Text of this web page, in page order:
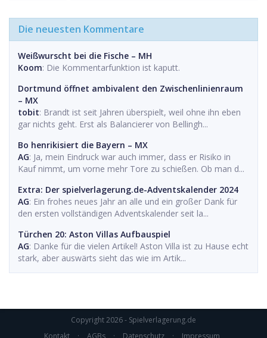
Die neuesten Kommentare
Weißwurscht bei die Fische – MH
Koom: Die Kommentarfunktion ist kaputt.
Dortmund öffnet ambivalent den Zwischenlinienraum
– MX
tobit: Brandt ist seit Jahren überspielt, weil ohne ihn eben
gar nichts geht. Erst als Balancierer von Bellingh...
Bo henrikisiert die Bayern – MX
AG: Ja, mein Eindruck war auch immer, dass er Risiko in
Kauf nimmt, um vorne mehr Tore zu schießen. Ob man d...
Extra: Der spielverlagerung.de-Adventskalender 2024
AG: Ein frohes neues Jahr an alle und ein großer Dank für
den ersten vollständigen Adventskalender seit la...
Türchen 20: Aston Villas Aufbauspiel
AG: Danke für die vielen Artikel! Aston Villa ist zu Hause echt
stark, aber auswärts sieht das wie im Artik...
Copyright 2026 - Spielverlagerung.de
Kontakt
· AGBs · Datenschutz · Impressum